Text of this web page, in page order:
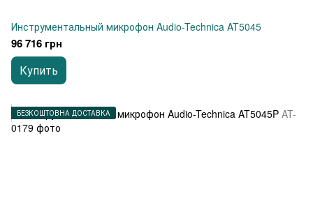
Инструментальный микрофон Audio-Technica AT5045
96 716 грн
Купить
БЕЗКОШТОВНА ДОСТАВКА